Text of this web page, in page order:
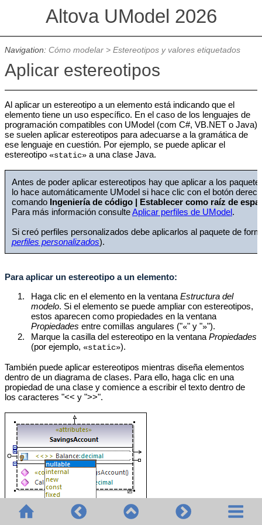
Altova UModel 2026
Navigation: Cómo modelar> Estereotipos y valores etiquetados
Aplicar estereotipos
Al aplicar un estereotipo a un elemento está indicando que el
elemento tiene un uso específico. En el caso de los lenguajes de
programación compatibles con UModel (com C#, VB.NET o Java)
se suelen aplicar estereotipos para adecuarse a la gramática de
ese lenguaje en cuestión. Por ejemplo, se puede aplicar el
estereotipo «static»a una clase Java.
Antes de poder aplicar estereotipos hay que aplicar a los
lo hace automáticamente UModel si hace clic con el botón
comando Ingeniería de código | Establecer como raíz de
Para más información consulteAplicar perfiles de UModel.
Si creó perfiles personalizados debe aplicarlos al paquete de
perfiles personalizados).
Para aplicar un estereotipo a un elemento:
1.
Haga clic en el elemento en la ventanaEstructura del
modelo. Si el elemento se puede ampliar con estereotipos,
estos aparecen como propiedades en la ventana
Propiedades entre comillas angulares ("«" y "»").
2.
Marque la casilla del estereotipo en la ventanaPropiedades
(por ejemplo, «static»).
También puede aplicar estereotipos mientras diseña elementos
dentro de un diagrama de clases. Para ello, haga clic en una
propiedad de una clase y comience a escribir el texto dentro de
los caracteres "<< y ">>".